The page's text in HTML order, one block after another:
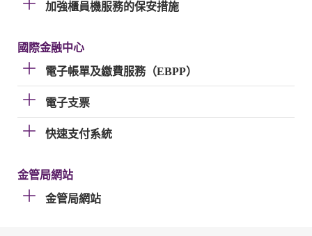
加強櫃員機服務的保安措施
國際金融中心
電子帳單及繳費服務（EBPP）
電子支票
快速支付系統
金管局網站
金管局網站